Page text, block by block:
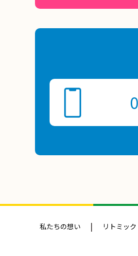
私たちの想い リトミック